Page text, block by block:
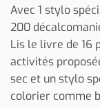
Avec 1 stylo
200
Lis le livre de 16
activités
sec et un stylo
colorier comme